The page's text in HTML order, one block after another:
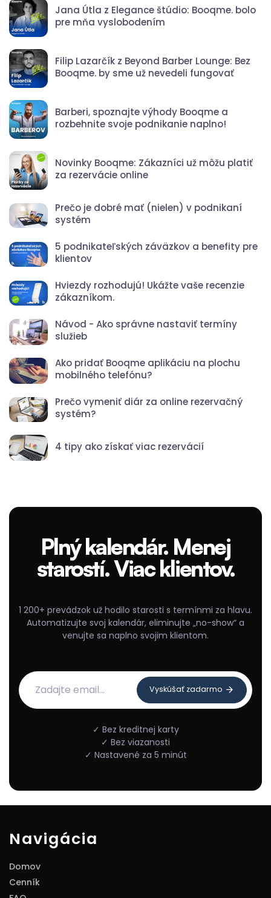
Jana Útla z Elegance štúdio: Booqme. bolo
pre mňa vyslobodením
Filip Lazarčík z Beyond Barber Lounge: Bez
Booqme. by sme už nevedeli fungovať
Barberi, spoznajte výhody Booqme a
rozbehnite svoje podnikanie naplno!
Novinky Booqme: Zákazníci už môžu platiť
za rezervácie online
Prečo je dobré mať (nielen) v podnikaní
systém
5 podnikateľských záväzkov a benefity pre
klientov
Hviezdy rozhodujú! Ukážte vaše recenzie
zákazníkom.
Návod - Ako správne nastaviť termíny
služieb
Ako pridať Booqme aplikáciu na plochu
mobilného telefónu?
Prečo vymeniť diár za online rezervačný
systém?
4 tipy ako získať viac rezervácií
Plný kalendár. Menej
starostí. Viac klientov.
1 200+ prevádzok už hodilo starosti s termínmi za hlavu.
Automatizujte svoj kalendár, eliminujte „no-show“ a
venujte sa naplno svojim klientom.
Vyskúšať zadarmo
✓ Bez kreditnej karty
✓ Bez viazanosti
✓ Nastavené za 5 minút
Navigácia
Domov
Cenník